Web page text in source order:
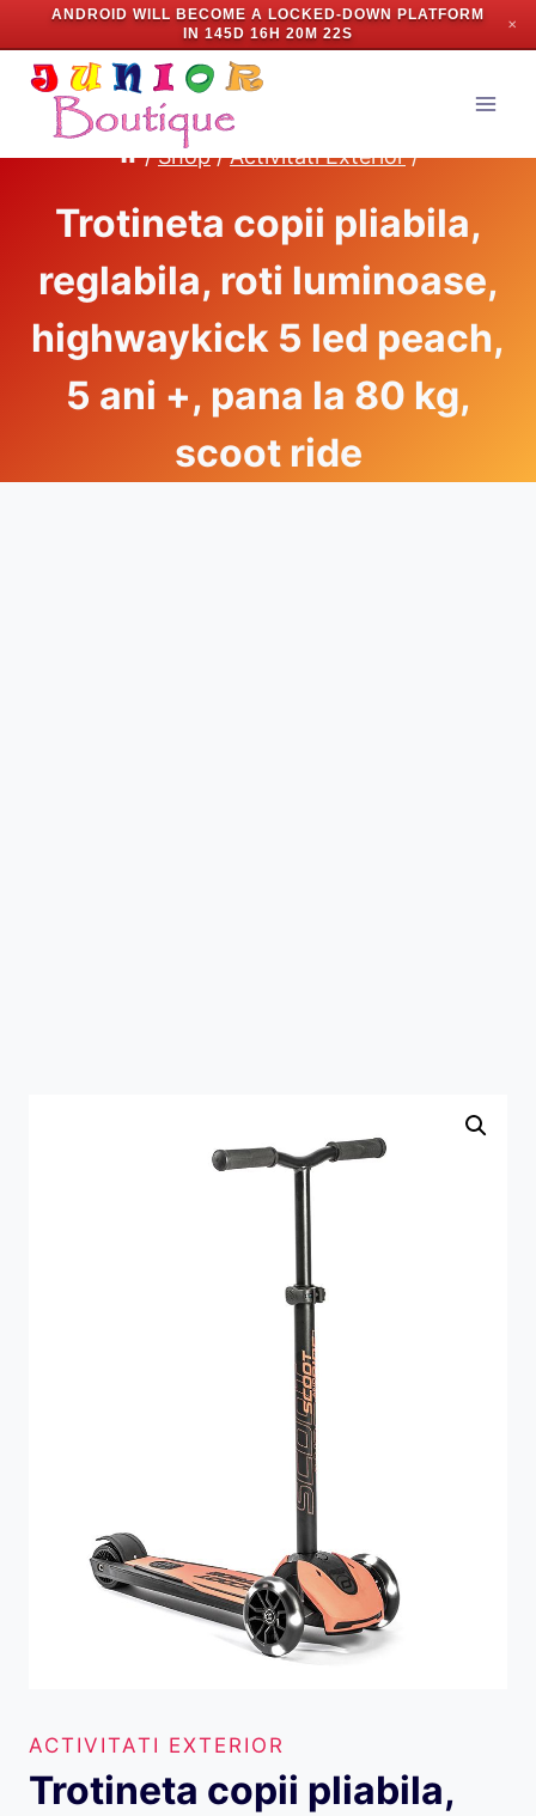
ANDROID WILL BECOME A LOCKED-DOWN PLATFORM
IN 145D 16H 20M 22S
✕
Skip
content
/ Shop / Activitati Exterior /
Trotineta copii pliabila,
reglabila, roti luminoase,
highwaykick 5 led peach,
5 ani +, pana la 80 kg,
scoot ride
ACTIVITATI EXTERIOR
Trotineta copii pliabila,